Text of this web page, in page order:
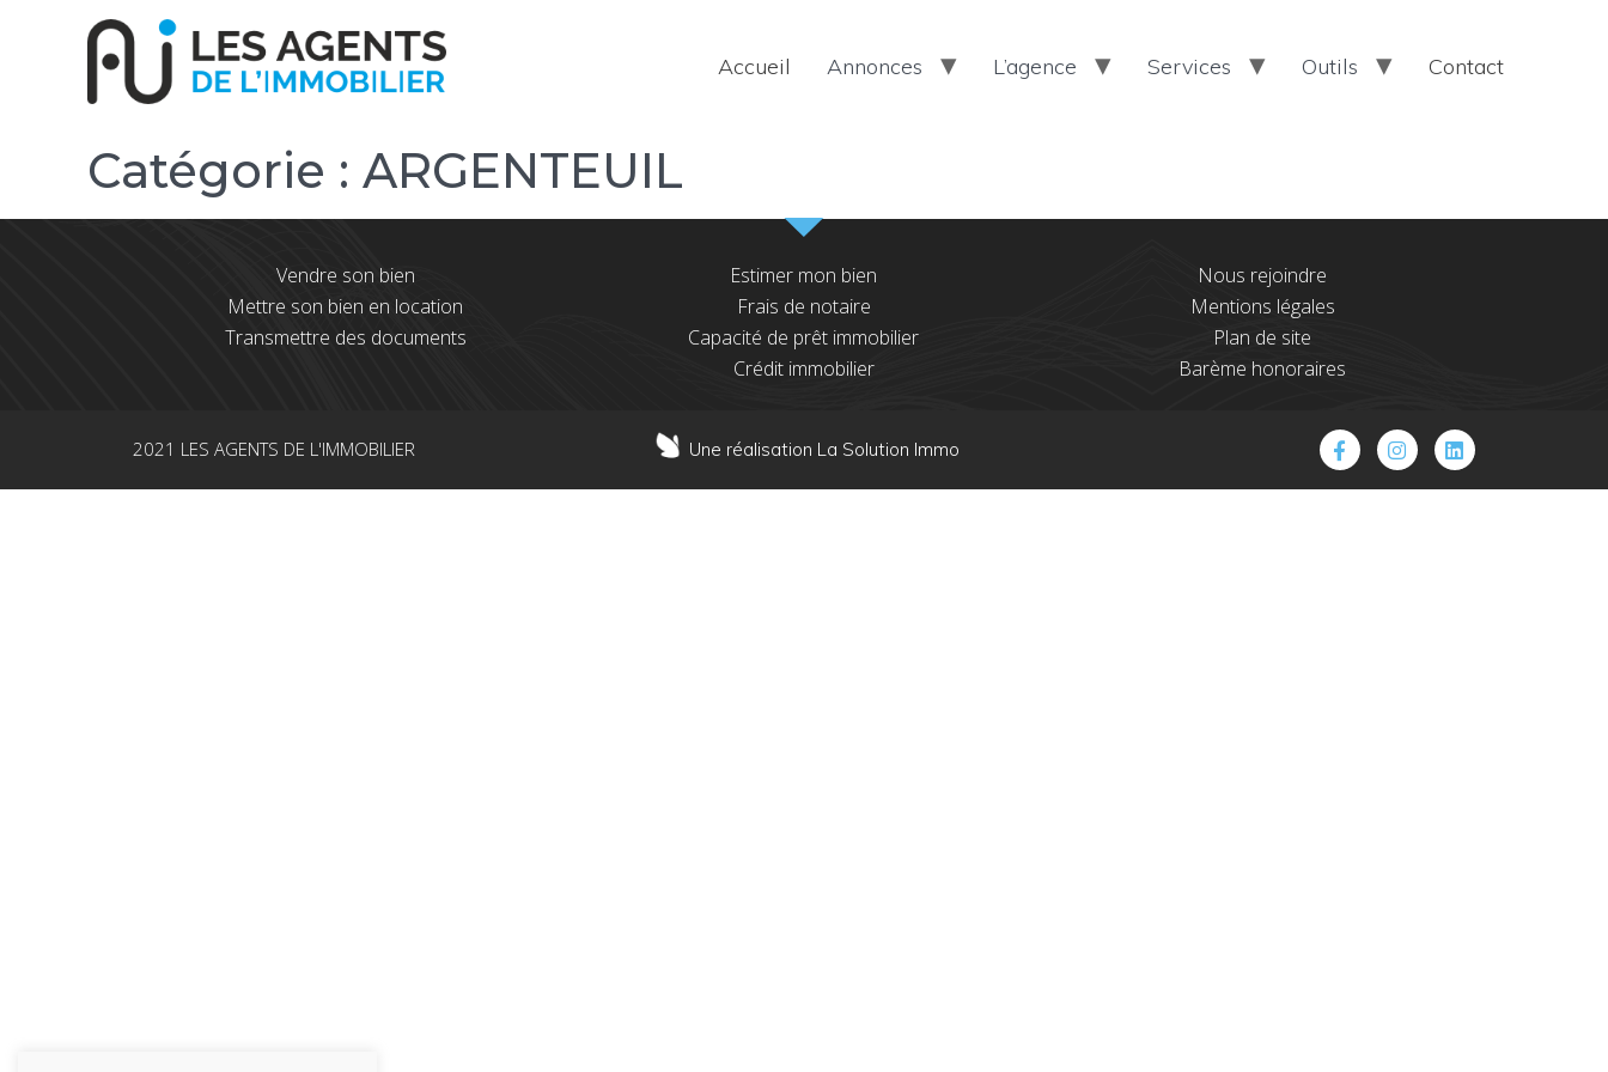
Accueil Annonces L’agence Services Outils Contact
Catégorie : ARGENTEUIL
Vendre son bien
Mettre son bien en location
Transmettre des documents
Estimer mon bien
Frais de notaire
Capacité de prêt immobilier
Crédit immobilier
Nous rejoindre
Mentions légales
Plan de site
Barème honoraires
2021 LES AGENTS DE L'IMMOBILIER Une réalisation La Solution Immo